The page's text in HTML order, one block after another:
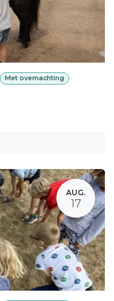
Met overnachting
AUG.
17